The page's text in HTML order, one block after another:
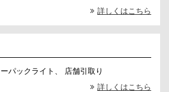
詳しくはこちら
パックライト、 店舗引取り
詳しくはこちら